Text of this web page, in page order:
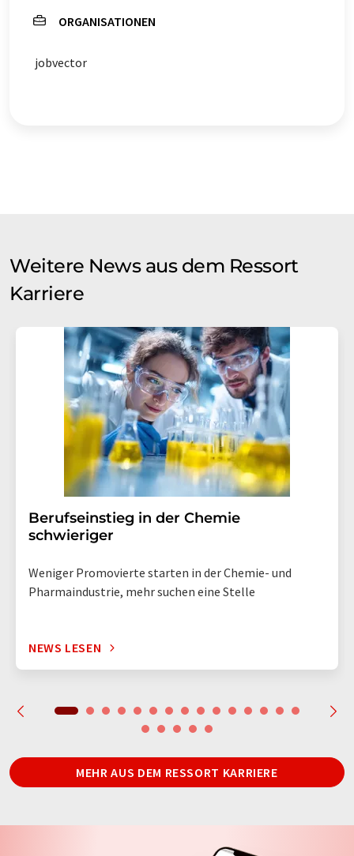
ORGANISATIONEN
jobvector
Weitere News aus dem Ressort
Karriere
Berufseinstieg in der Chemie
schwieriger
Weniger Promovierte starten in der Chemie- und
Pharmaindustrie, mehr suchen eine Stelle
NEWS LESEN
MEHR AUS DEM RESSORT KARRIERE